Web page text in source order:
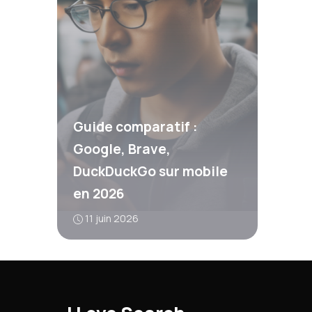
Guide comparatif :
Google, Brave,
DuckDuckGo sur mobile
en 2026
11 juin 2026